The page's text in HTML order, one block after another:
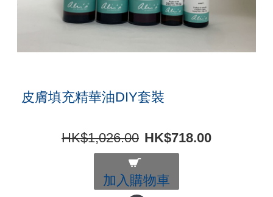
皮膚填充精華油DIY套裝
HK$1,026.00 HK$718.00
加入購物車